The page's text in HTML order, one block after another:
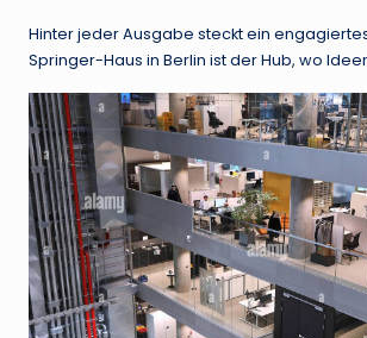
Hinter jeder Ausgabe steckt ein
Springer-Haus in Berlin ist der Hub, wo